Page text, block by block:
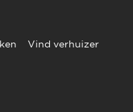
Vind verhuizer